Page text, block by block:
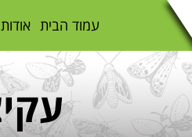
עמוד הבית